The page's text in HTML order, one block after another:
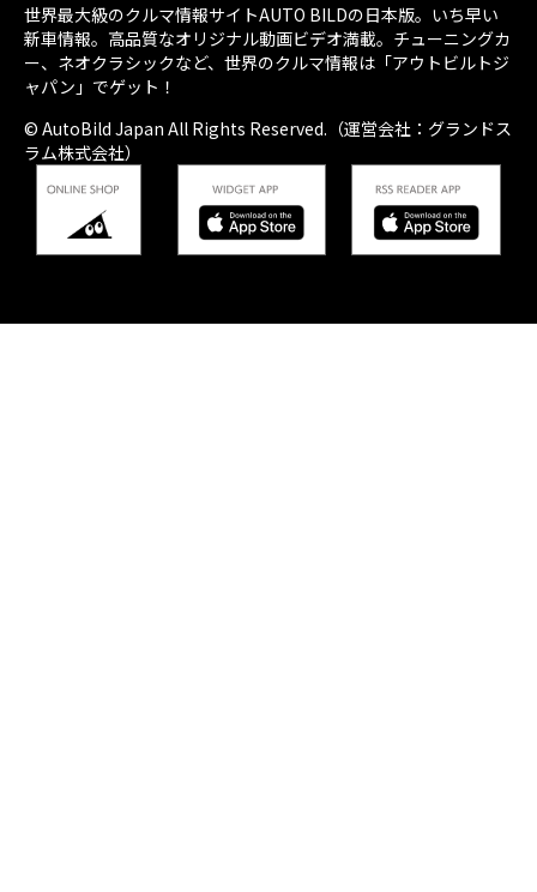
世界最大級のクルマ情報サイトAUTO BILDの日本版。いち早い
新車情報。高品質なオリジナル動画ビデオ満載。チューニングカ
ー、ネオクラシックなど、世界のクルマ情報は「アウトビルトジ
ャパン」でゲット！
© AutoBild Japan All Rights Reserved.（運営会社：グランドス
ラム株式会社）